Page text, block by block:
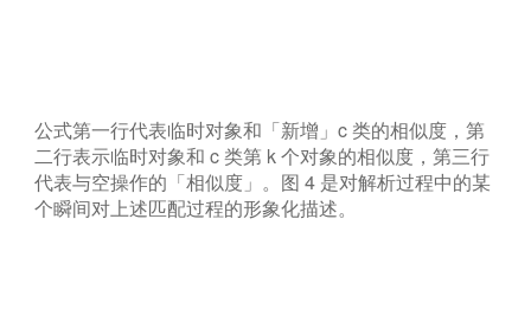
公式第一行代表临时对象和「新增」c 类的相似度，第
二行表示临时对象和 c 类第 k 个对象的相似度，第三行
代表与空操作的「相似度」。图 4 是对解析过程中的某
个瞬间对上述匹配过程的形象化描述。